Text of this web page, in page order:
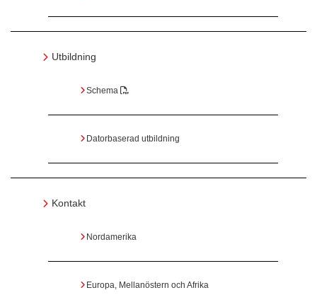
Utbildning
Schema
Datorbaserad utbildning
Kontakt
Nordamerika
Europa, Mellanöstern och Afrika